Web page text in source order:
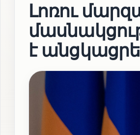
Լոռու
է